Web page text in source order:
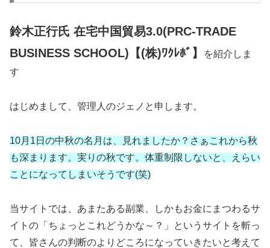
鈴木正行氏 在宅中国貿易3.0(PRC-TRADE
BUSINESS SCHOOL)【(株)ﾜｸﾚﾎﾞ】
を紹介しま
す
はじめまして、管理人のジェノと申します。
10月1日の中秋の名月は、見れましたか？さぁこれから秋
も深まります。実りの秋です。体重制限しないと、えらい
ことになってしまいそうです(笑)
当サイトでは、あまたある副業、しかもお金にまつわるサ
イトの「ちょっとこれどうかな～？」というサイトを斬っ
て、皆さんの判断のよりどころになっていきたいと考えて